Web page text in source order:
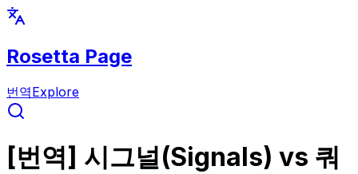
Rosetta Page
번역Explore
[번역] 시그널(Signals) vs 쿼